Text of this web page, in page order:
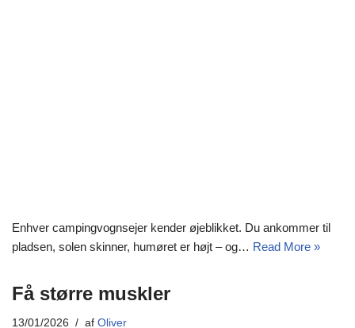
Enhver campingvognsejer kender øjeblikket. Du ankommer til
pladsen, solen skinner, humøret er højt – og… Read More »
Få større muskler
13/01/2026 af Oliver